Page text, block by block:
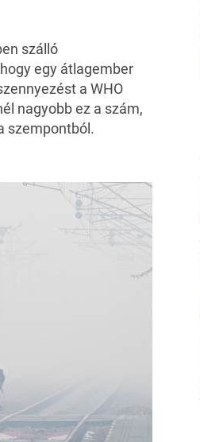
szálló
egy átlagember
a WHO
nagyobb ez a szám,
szempontból.